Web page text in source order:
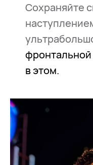
Сохраняйте
в этом.